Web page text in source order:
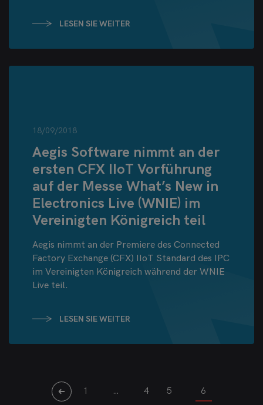
LESEN SIE WEITER
18/09/2018
Aegis Software nimmt an der
ersten CFX IIoT Vorführung
auf der Messe What’s New in
Electronics Live (WNIE) im
Vereinigten Königreich teil
Aegis nimmt an der Premiere des Connected
Factory Exchange (CFX) IIoT Standard des IPC
im Vereinigten Königreich während der WNIE
Live teil.
LESEN SIE WEITER
1 … 4 5 6